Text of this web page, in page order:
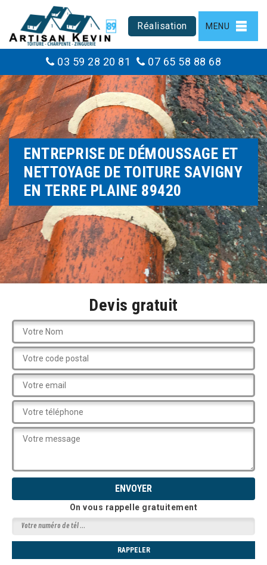
Réalisation MENU
03 59 28 20 81 07 65 58 88 68
ENTREPRISE DE DÉMOUSSAGE ET
NETTOYAGE DE TOITURE SAVIGNY
EN TERRE PLAINE 89420
Devis gratuit
On vous rappelle gratuitement